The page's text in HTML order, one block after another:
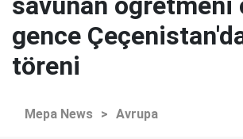
gence
töreni
Mepa News > Avrupa